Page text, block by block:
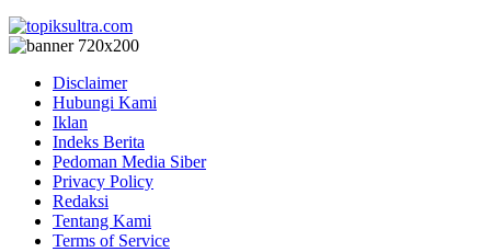
Disclaimer
Hubungi Kami
Iklan
Indeks Berita
Pedoman Media Siber
Privacy Policy
Redaksi
Tentang Kami
Terms of Service